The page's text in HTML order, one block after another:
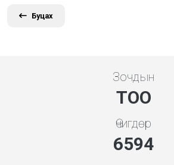
Буцах
Зочдын
ТОО
Өчигдөр
7608